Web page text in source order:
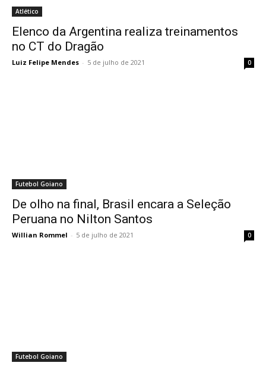
Atlético
Elenco da Argentina realiza treinamentos
no CT do Dragão
Luiz Felipe Mendes - 5 de julho de 2021 0
Futebol Goiano
De olho na final, Brasil encara a Seleção
Peruana no Nilton Santos
Willian Rommel - 5 de julho de 2021 0
Futebol Goiano